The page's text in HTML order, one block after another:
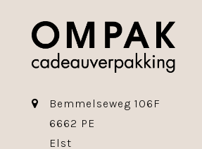
Bemmelseweg 106F
6662 PE
Elst